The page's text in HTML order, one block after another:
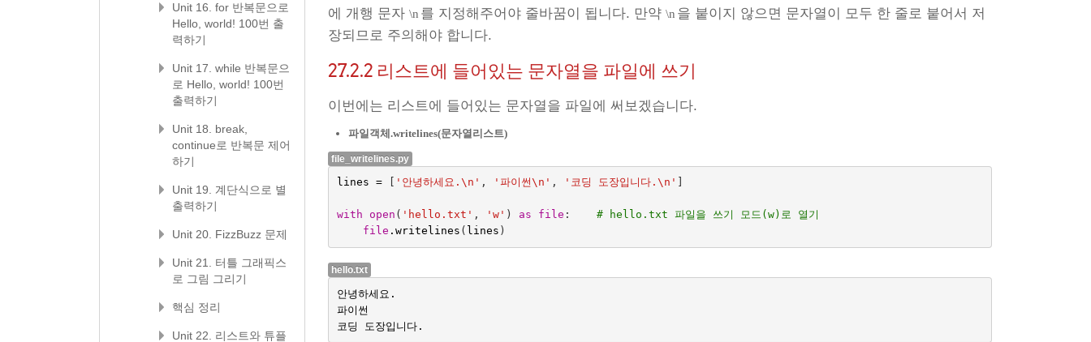
에 개행 문자\n 를 지정해주어야 줄바꿈이 됩니다. 만약\n 을 붙이지 않으면 문자열이 모두 한 줄로 붙어서 저
장되므로 주의해야 합니다.
27.2.2 리스트에 들어있는 문자열을 파일에 쓰기
이번에는 리스트에 들어있는 문자열을 파일에 써보겠습니다.
파일객체.writelines(문자열리스트)
file_writelines.py
lines = '안녕하세요. \n ' , '파이썬\n ' , '코딩 도장입니다. \n '
with open ( 'hello.txt' , 'w' ) as file :
# hello.txt 파일을 쓰기 모드(w)로 열기
file . writelines ( lines )
hello.txt
안녕하세요 .
파이썬
코딩
도장입니다.
Unit 16. for 반복문으로
Hello, world! 100번 출
력하기
Unit 17. while 반복문으
로 Hello, world! 100번
출력하기
Unit 18. break,
continue로 반복문 제어
하기
Unit 19. 계단식으로 별
출력하기
Unit 20. FizzBuzz 문제
Unit 21. 터틀 그래픽스
로 그림 그리기
핵심 정리
Unit 22. 리스트와 튜플